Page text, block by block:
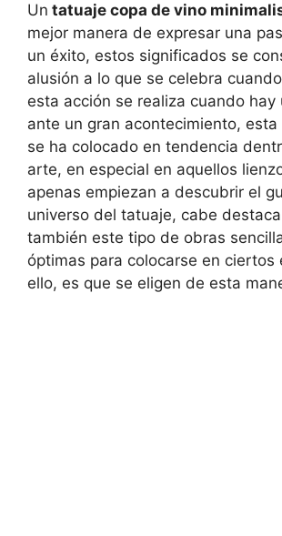
Un tatuaje copa de vino
mejor manera de expresar una
un éxito, estos significados se
alusión a lo que se celebra
esta acción se realiza cuando hay
ante un gran acontecimiento, esta
se ha colocado en tendencia
arte, en especial en aquellos
apenas empiezan a descubrir el
universo del tatuaje, cabe
también este tipo de obras
óptimas para colocarse en ciertos
ello, es que se eligen de esta